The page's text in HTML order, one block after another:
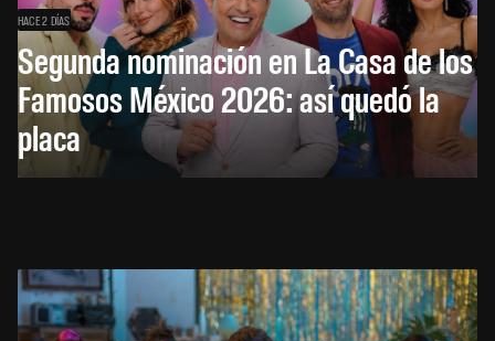
HACE 2 DÍAS
Segunda nominación en La Casa de los
Famosos México 2026: así quedó la
placa